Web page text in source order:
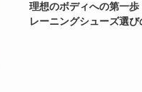
理想のボディへの第一
レーニングシューズ選び